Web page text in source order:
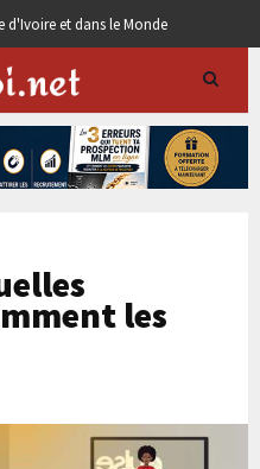
d'Ivoire et dans le Monde
les